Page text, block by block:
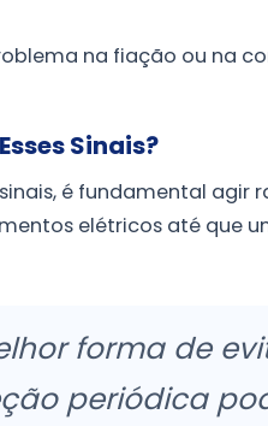
na fiação ou na
Sinais?
é fundamental agir
elétricos até que
forma de
periódica